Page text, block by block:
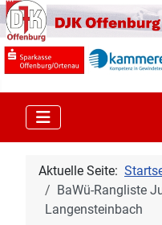
Aktuelle Seite:
BaWü-Rangliste
Langensteinbach